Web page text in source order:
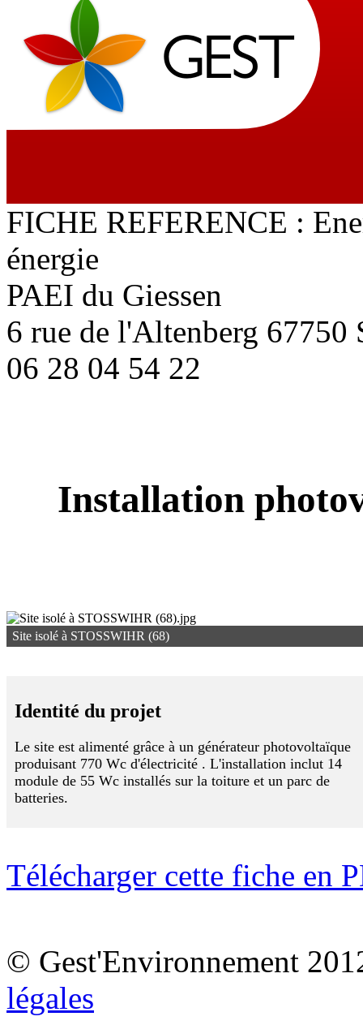
FICHE REFERENCE :
énergie
PAEI du Giessen
6 rue de l'Altenberg
06 28 04 54 22
Installation
Site isolé à STOSSWIHR (68)
Identité du projet
Le site est alimenté grâce à un générateur photovoltaïque
produisant 770 Wc d'électricité . L'installation inclut 14
module de 55 Wc installés sur la toiture et un parc de
batteries.
Télécharger cette fiche en
© Gest'Environnement
légales